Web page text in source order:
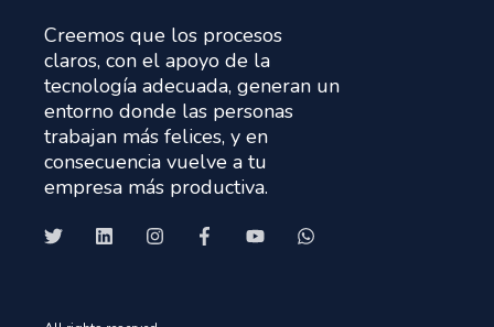
Creemos que los procesos
claros, con el apoyo de la
tecnología adecuada, generan un
entorno donde las personas
trabajan más felices, y en
consecuencia vuelve a tu
empresa más productiva.